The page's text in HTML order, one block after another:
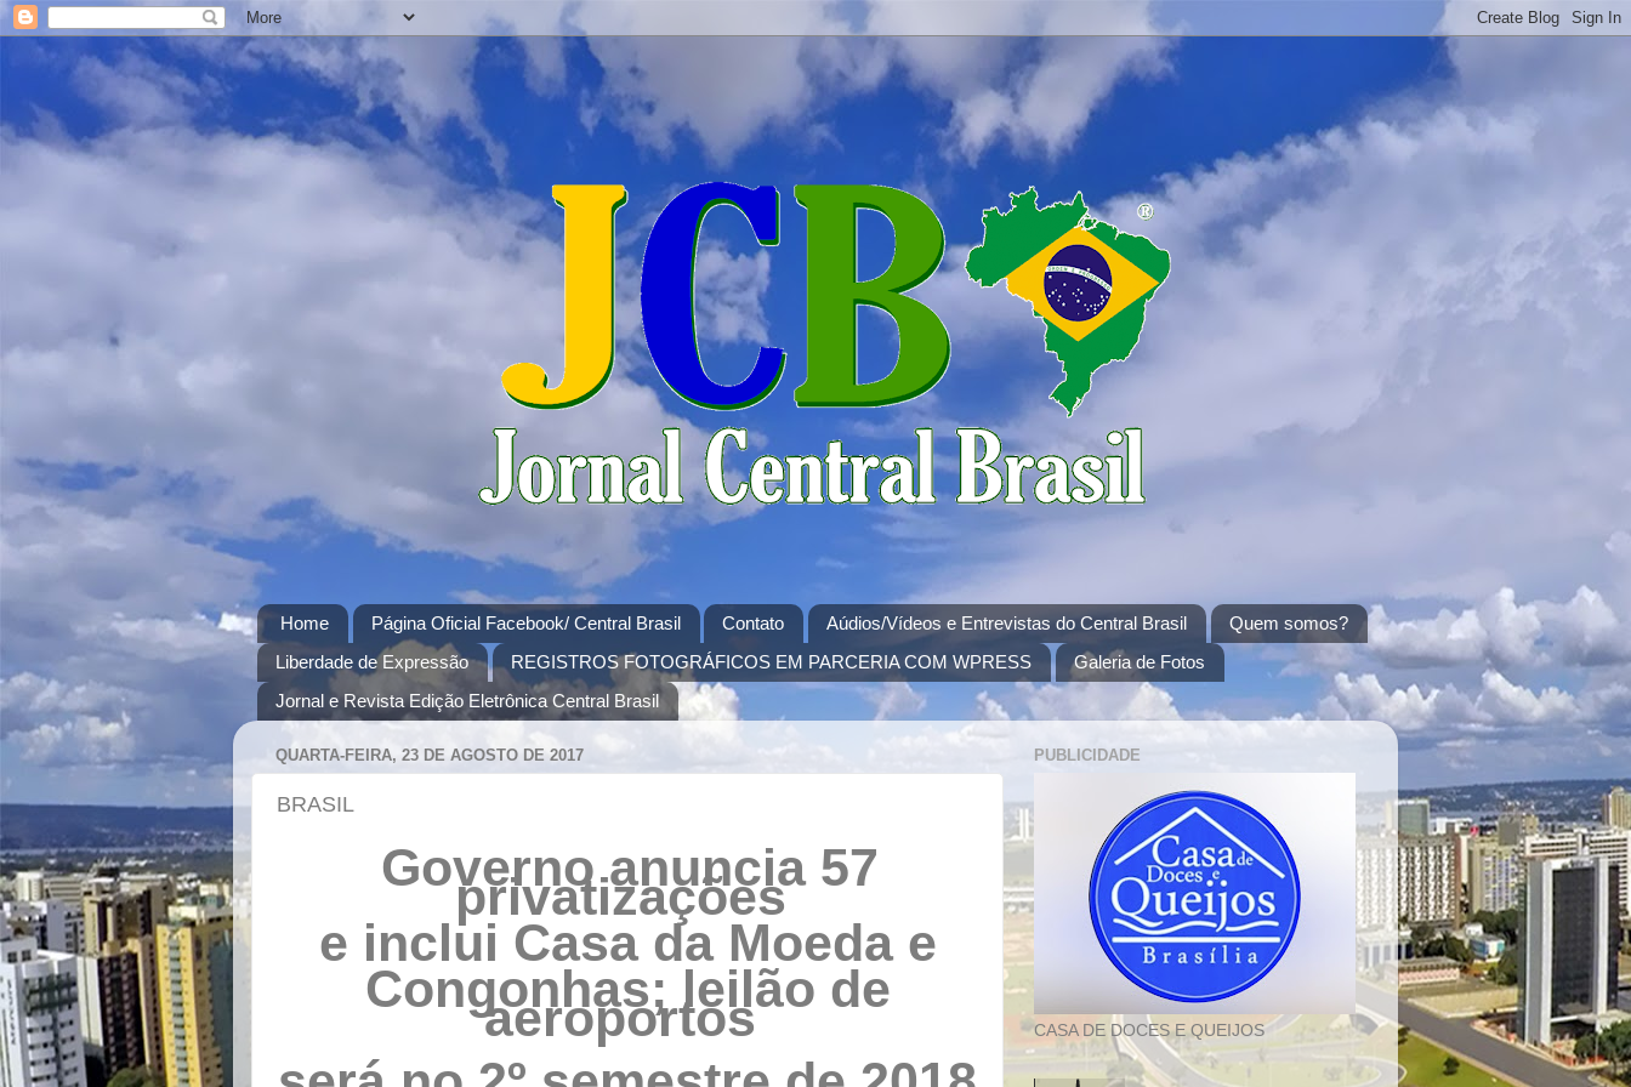
Home Página Oficial Facebook/ Central Brasil Contato Aúdios/Vídeos e Entrevistas do Central Brasil
Quem somos?
Liberdade de Expressão
REGISTROS FOTOGRÁFICOS EM PARCERIA COM WPRESS
Galeria de Fotos
Jornal e Revista Edição Eletrônica Central Brasil
QUARTA-FEIRA, 23 DE AGOSTO DE 2017
BRASIL
Governo anuncia 57
privatizações
e inclui Casa da Moeda e
Congonhas; leilão de
aeroportos
PUBLICIDADE
CASA DE DOCES E QUEIJOS